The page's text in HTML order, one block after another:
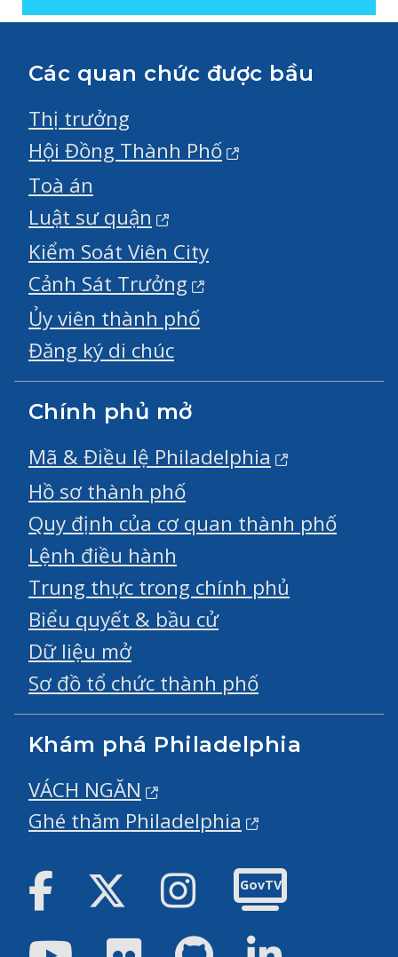
Các quan chức được bầu
Thị trưởng
Hội Đồng Thành Phố
Toà án
Luật sư quận
Kiểm Soát Viên City
Cảnh Sát Trưởng
Ủy viên thành phố
Đăng ký di chúc
Chính phủ mở
Mã & Điều lệ Philadelphia
Hồ sơ thành phố
Quy định của cơ quan thành phố
Lệnh điều hành
Trung thực trong chính phủ
Biểu quyết & bầu cử
Dữ liệu mở
Sơ đồ tổ chức thành phố
Khám phá Philadelphia
VÁCH NGĂN
Ghé thăm Philadelphia
Facebook Twitter Instagram
GovTV
YoutubeFlickr GitHub